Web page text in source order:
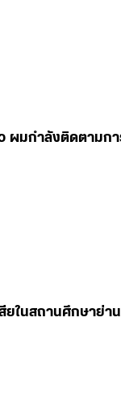
ผมกำลังติดตามก
ยในสถานศึกษาย่า